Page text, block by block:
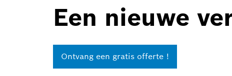
Een nieuwe
Ontvang een gratis offerte !